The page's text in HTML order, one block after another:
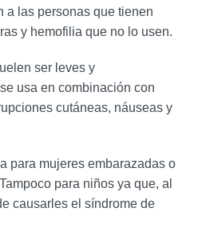
a las personas que tienen
y hemofilia que no lo usen.
ser leves y
usa en combinación con
cutáneas, náuseas y
para mujeres embarazadas o
para niños ya que, al
causarles el síndrome de